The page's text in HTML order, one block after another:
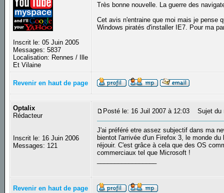
Inscrit le: 05 Juin 2005
Messages: 5837
Localisation: Rennes / Ille
Et Vilaine
Très bonne nouvelle. La guerre des
Cet avis n'entraine que moi mais je pense
Windows piratés d'installer IE7. Pour ma
Revenir en haut de page
Optalix
Rédacteur
Inscrit le: 16 Juin 2006
Messages: 121
Posté le: 16 Juil 2007 à 12:03 Sujet du
J'ai préféré etre assez subjectif dans ma
bientot l'arrivée d'un Firefox 3, le monde
réjouir. C'est grâce à cela que des OS
commerciaux tel que Microsoft !
Revenir en haut de page